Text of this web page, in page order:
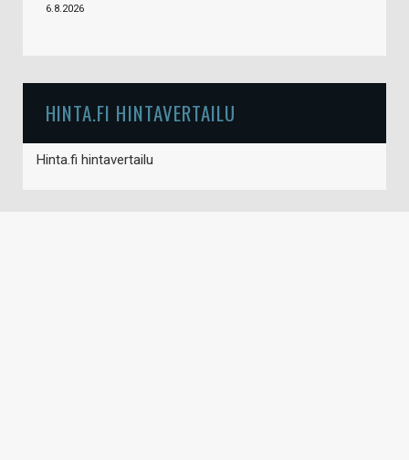
6.8.2026
HINTA.FI HINTAVERTAILU
Hinta.fi hintavertailu